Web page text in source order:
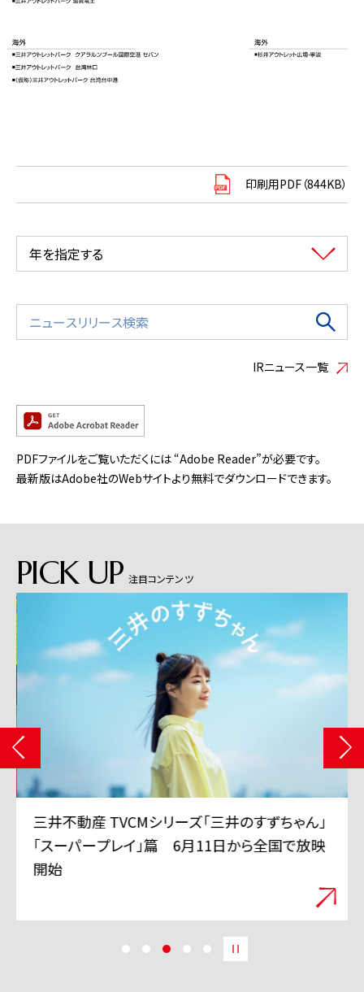
印刷用PDF（844KB）
年を指定する
IRニュース一覧
PDFファイルをご覧いただくには “Adobe Reader”が必要です。
最新版はAdobe社のWebサイトより無料でダウンロードできます。
PICK UP 注目コンテンツ
三井不動産 TVCMシリーズ「三井のすずちゃん」
「スーパープレイ」篇 6月11日から全国で放映
開始